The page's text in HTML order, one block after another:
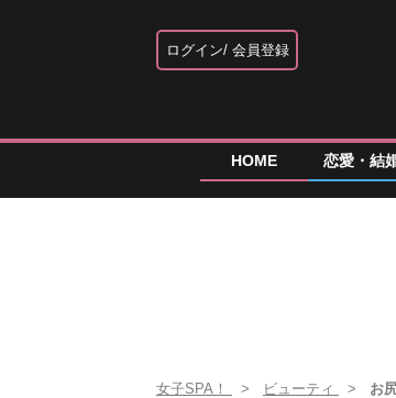
ログイン 会員登録
HOME 恋愛・結
女子SPA！ ビューティ お